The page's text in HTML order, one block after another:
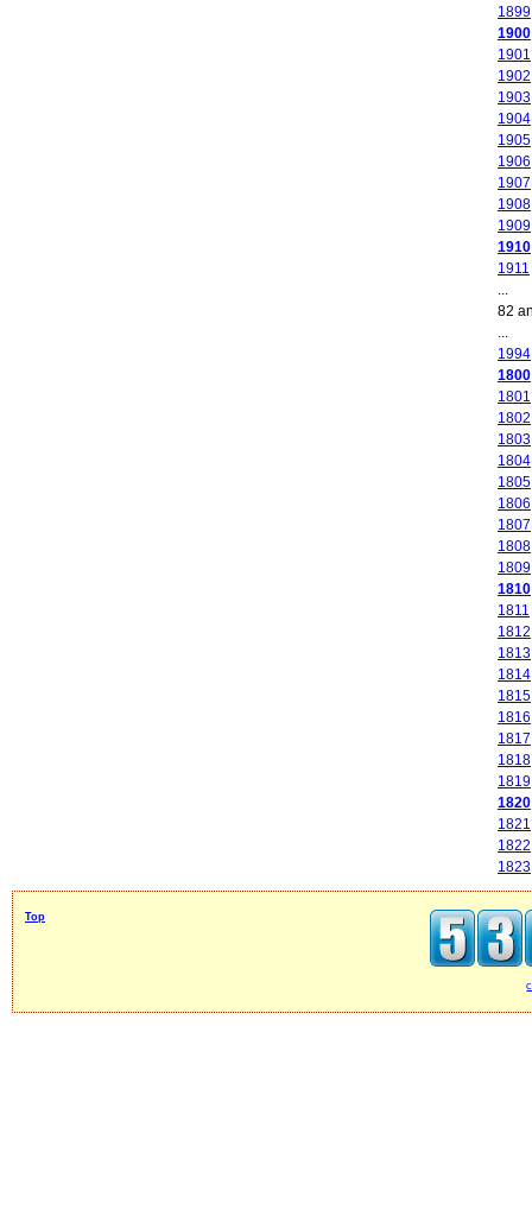
1899
1900
1901
1902
1903
1904
1905
1906
1907
1908
1909
1910
1911
82
1994
1800
1801
1802
1803
1804
1805
1806
1807
1808
1809
1810
1811
1812
1813
1814
1815
1816
1817
1818
1819
1820
1821
1822
1823
Top